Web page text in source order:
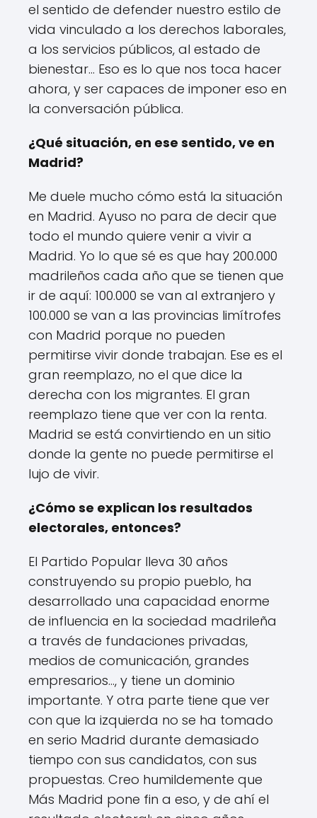
el sentido de defender nuestro estilo de
vida vinculado a los derechos laborales,
a los servicios públicos, al estado de
bienestar... Eso es lo que nos toca hacer
ahora, y ser capaces de imponer eso en
la conversación pública.
¿Qué situación, en ese sentido, ve en
Madrid?
Me duele mucho cómo está la situación
en Madrid. Ayuso no para de decir que
todo el mundo quiere venir a vivir a
Madrid. Yo lo que sé es que hay 200.000
madrileños cada año que se tienen que
ir de aquí: 100.000 se van al extranjero y
100.000 se van a las provincias limítrofes
con Madrid porque no pueden
permitirse vivir donde trabajan. Ese es el
gran reemplazo, no el que dice la
derecha con los migrantes. El gran
reemplazo tiene que ver con la renta.
Madrid se está convirtiendo en un sitio
donde la gente no puede permitirse el
lujo de vivir.
¿Cómo se explican los resultados
electorales, entonces?
El Partido Popular lleva 30 años
construyendo su propio pueblo, ha
desarrollado una capacidad enorme
de influencia en la sociedad madrileña
a través de fundaciones privadas,
medios de comunicación, grandes
empresarios…, y tiene un dominio
importante. Y otra parte tiene que ver
con que la izquierda no se ha tomado
en serio Madrid durante demasiado
tiempo con sus candidatos, con sus
propuestas. Creo humildemente que
Más Madrid pone fin a eso, y de ahí el